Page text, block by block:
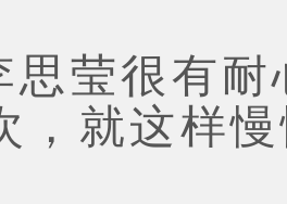
很有耐心
，就这样